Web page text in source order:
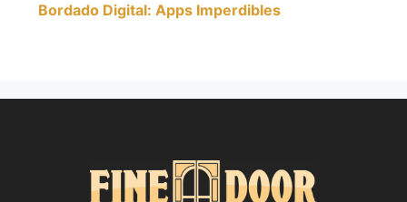
Bordado Digital: Apps Imperdibles